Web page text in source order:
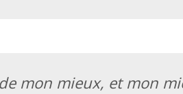
mon mieux, et mon